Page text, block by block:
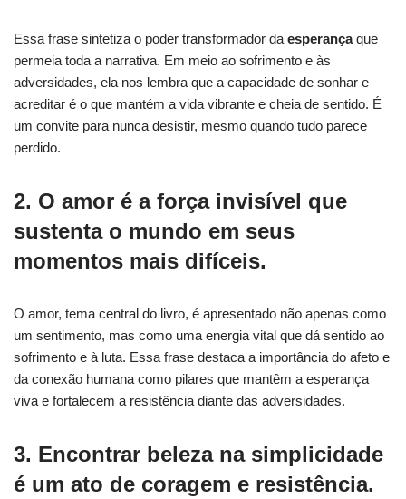
Essa frase sintetiza o poder transformador da esperançaque
permeia toda a narrativa. Em meio ao sofrimento e às
adversidades, ela nos lembra que a capacidade de sonhar e
acreditar é o que mantém a vida vibrante e cheia de sentido. É
um convite para nunca desistir, mesmo quando tudo parece
perdido.
2. O amor é a força invisível que
sustenta o mundo em seus
momentos mais difíceis.
O amor, tema central do livro, é apresentado não apenas como
um sentimento, mas como uma energia vital que dá sentido ao
sofrimento e à luta. Essa frase destaca a importância do afeto e
da conexão humana como pilares que mantêm a esperança
viva e fortalecem a resistência diante das adversidades.
3. Encontrar beleza na simplicidade
é um ato de coragem e resistência.